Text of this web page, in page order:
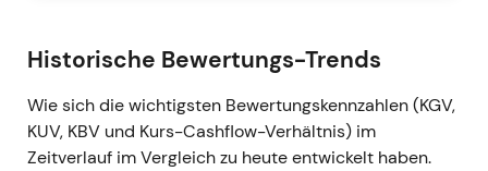
[34],[30]
Q1 2026 (berichtet am 29. April 2026) —
Dynamik setzt sich fort
Historische Bewertungs-Trends
Wie sich die wichtigsten Bewertungskennzahlen (KGV,
KUV, KBV und Kurs-Cashflow-Verhältnis) im
Zeitverlauf im Vergleich zu heute entwickelt haben.